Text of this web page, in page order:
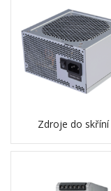
Zdroje do skříní